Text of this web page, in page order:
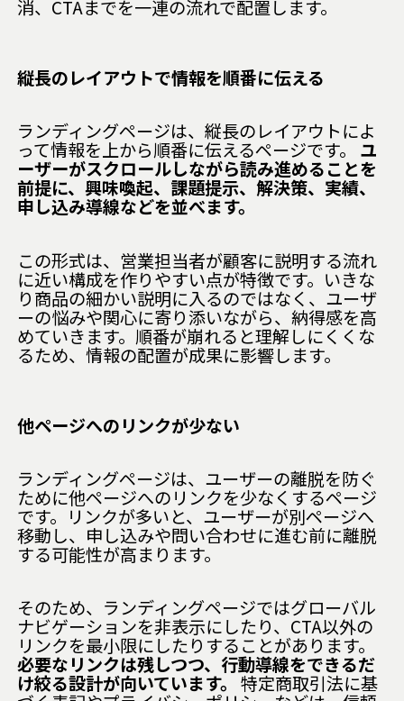
消、CTAまでを一連の流れで配置します。
縦長のレイアウトで情報を順番に伝える
ランディングページは、縦長のレイアウトによ
って情報を上から順番に伝えるページです。 ユ
ーザーがスクロールしながら読み進めることを
前提に、興味喚起、課題提示、解決策、実績、
申し込み導線などを並べます。
この形式は、営業担当者が顧客に説明する流れ
に近い構成を作りやすい点が特徴です。いきな
り商品の細かい説明に入るのではなく、ユーザ
ーの悩みや関心に寄り添いながら、納得感を高
めていきます。順番が崩れると理解しにくくな
るため、情報の配置が成果に影響します。
他ページへのリンクが少ない
ランディングページは、ユーザーの離脱を防ぐ
ために他ページへのリンクを少なくするページ
です。リンクが多いと、ユーザーが別ページへ
移動し、申し込みや問い合わせに進む前に離脱
する可能性が高まります。
そのため、ランディングページではグローバル
ナビゲーションを非表示にしたり、CTA以外の
リンクを最小限にしたりすることがあります。
必要なリンクは残しつつ、行動導線をできるだ
け絞る設計が向いています。 特定商取引法に基